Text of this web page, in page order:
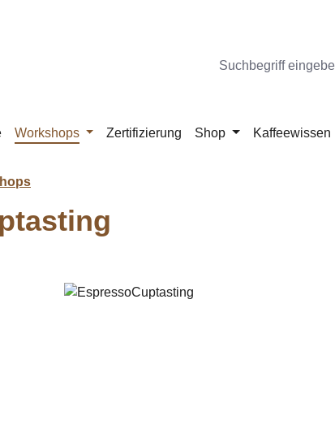
Workshops Zertifizierung Shop Kaffeewissen